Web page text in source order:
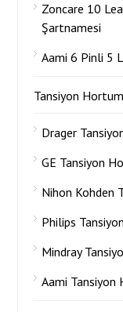
Zoncare 10
Şartnamesi
Aami 6 Pinli 5
Tansiyon
Drager
GE Tansiyon
Nihon Kohden
Philips
Mindray
Aami Tansiyon